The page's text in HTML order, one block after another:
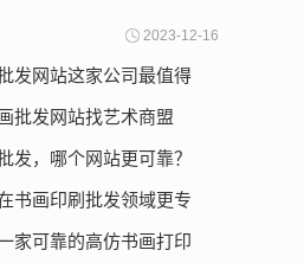
2023-12-16
发网站这家公司最值得
批发网站找艺术商盟
发，哪个网站更可靠？
书画印刷批发领域更专
家可靠的高仿书画打印